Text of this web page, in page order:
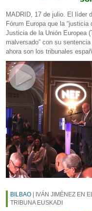
BILBAO | IVÁN JIMÉNEZ EN
TRIBUNA EUSKADI
MADRID, 17 de julio. El líder
Fórum Europa que la
Justicia de la Unión Europea
malversado” con su
ahora son los tribunales